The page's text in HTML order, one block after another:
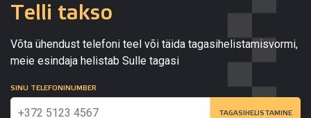
Telli takso
Võta ühendust telefoni teel või täida tagasihelistamisvormi,
meie esindaja helistab Sulle tagasi
SINU TELEFONINUMBER
TAGASIHELISTAMINE